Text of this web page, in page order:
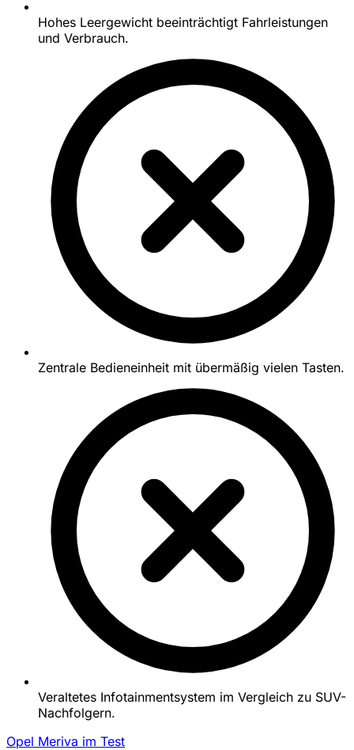
Hohes Leergewicht beeinträchtigt Fahrleistungen
und Verbrauch.
Zentrale Bedieneinheit mit übermäßig vielen Tasten.
Veraltetes Infotainmentsystem im Vergleich zu SUV-
Nachfolgern.
Opel Meriva im Test